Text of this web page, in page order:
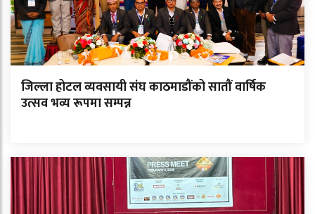
जिल्ला होटल व्यवसायी संघ काठमाडौंको सातौं वार्षिक
उत्सव भव्य रूपमा सम्पन्न